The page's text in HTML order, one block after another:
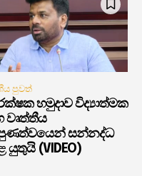
පුවත්
හමුදාව විද්‍යාත්මක
වෘත්තීය
සන්නද්ධ
යුතුයි (VIDEO)